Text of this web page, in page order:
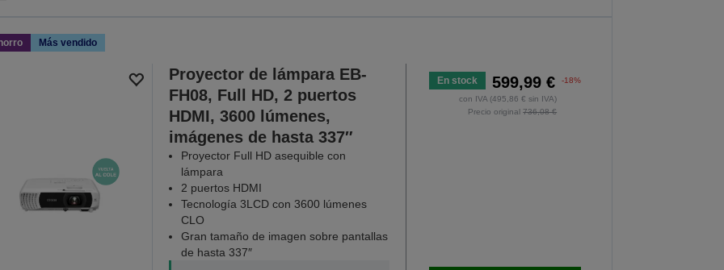
Más vendido
Proyector de lámpara EB-
FH08, Full HD, 2 puertos
HDMI, 3600 lúmenes,
imágenes de hasta 337″
Proyector Full HD asequible con
lámpara
2 puertos HDMI
Tecnología 3LCD con 3600 lúmenes
CLO
Gran tamaño de imagen sobre pantallas
de hasta 337″
En stock 599,99 € -18%
con IVA (495,86 € sin IVA)
Precio original736,08 €